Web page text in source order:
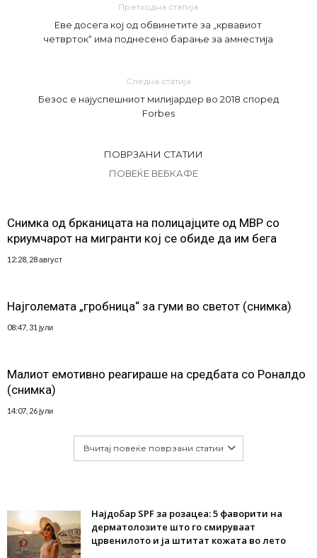
Претходна статија
Еве досега кој од обвинетите за „крвавиот
четврток“ има поднесено барање за амнестија
Следна статија
Безос е најуспешниот милијардер во 2018 според
Forbes
ПОВРЗАНИ СТАТИИ
ПОВЕЌЕ ВЕБКАФЕ
Снимка од брканицата на полицајците од МВР со
криумчарот на мигранти кој се обиде да им бега
12:28, 28 август
Најголемата „гробница“ за гуми во светот (снимка)
08:47, 31 јули
Малиот емотивно реагираше на средбата со Роналдо
(снимка)
14:07, 26 јули
Вчитај повеќе поврзани статии
Најдобар SPF за розацеа: 5 фаворити на
дерматолозите што го смируваат
црвенилото и ја штитат кожата во лето